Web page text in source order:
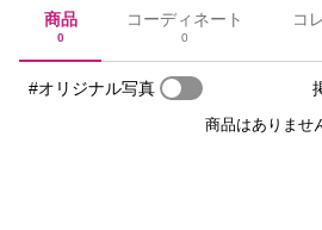
商品
0
コーディネート
0
コ
#オリジナル写真
商品はありませ